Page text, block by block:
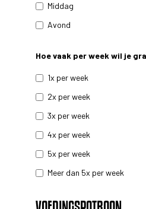
Middag
Avond
Hoe vaak per week wil je
1x per week
2x per week
3x per week
4x per week
5x per week
Meer dan 5x per week